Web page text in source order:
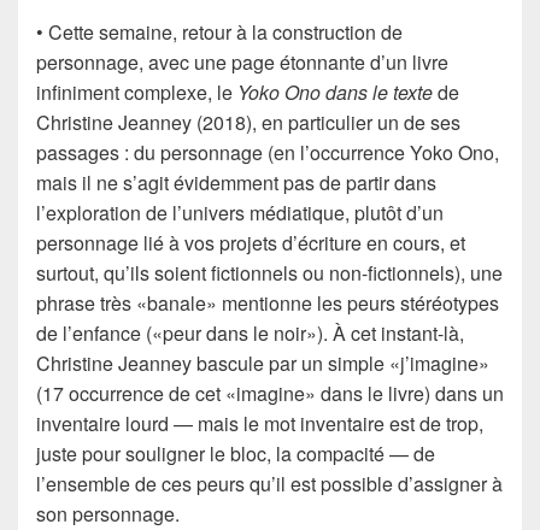
• Cette semaine, retour à la construction de
personnage, avec une page étonnante d’un livre
infiniment complexe, le Yoko Ono dans le textede
Christine Jeanney (2018), en particulier un de ses
passages : du personnage (en l’occurrence Yoko Ono,
mais il ne s’agit évidemment pas de partir dans
l’exploration de l’univers médiatique, plutôt d’un
personnage lié à vos projets d’écriture en cours, et
surtout, qu’ils soient fictionnels ou non-fictionnels), une
phrase très «banale» mentionne les peurs stéréotypes
de l’enfance («peur dans le noir»). À cet instant-là,
Christine Jeanney bascule par un simple «j’imagine»
(17 occurrence de cet «imagine» dans le livre) dans un
inventaire lourd — mais le mot inventaire est de trop,
juste pour souligner le bloc, la compacité — de
l’ensemble de ces peurs qu’il est possible d’assigner à
son personnage.